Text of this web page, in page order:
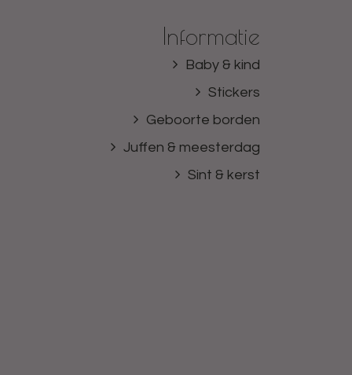
Informatie
Baby & kind
Stickers
Geboorte borden
Juffen & meesterdag
Sint & kerst